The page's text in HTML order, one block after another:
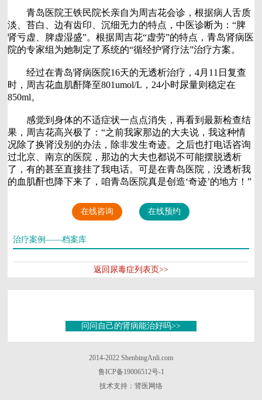
青岛医院王铁民院长亲自为周吉花会诊，根据病人舌质
淡、苔白、边有齿印、沉细无力的特点，中医诊断为：“脾
肾亏虚、脾虚湿盛”。根据周吉花“虚劳”的特点，青岛肾病医
院的专家组为她制定了系统的“循经护肾疗法”治疗方案。
经过在青岛肾病医院16天的无透析治疗，4月11日复查
时，周吉花血肌酐降至801umol/L，24小时尿量则稳定在
850ml。
感觉到身体的不适症状一点点消失，再看到最新检查结
果，周吉花高兴极了：“之前我家那边的大夫说，我这种情
况除了换肾没别的办法，除非发生奇迹。之后也打电话咨询
过北京、南京的医院，那边的大夫也都说不可能摆脱透析
了，有的甚至直接挂了我电话。可是在青岛医院，没透析我
的血肌酐也降下来了，咱青岛医院真是创造‘奇迹’的地方！”
在线咨询 在线预约
治疗案例——档案库
返回尿毒症列表页>>
问问自己的肾病能治好吗>>
2014-2022 ShenbingAnli.com
鲁ICP备19006512号-1
技术支持：肾医网络